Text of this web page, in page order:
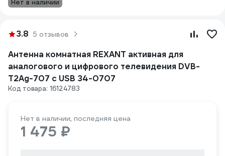
Нет в наличии
3.8 5 отзывов
Антенна комнатная REXANT активная для
аналогового и цифрового телевидения DVB-
T2Ag-707 с USB 34-0707
Код товара: 16124783
Нет в наличии, последняя цена
1 475 ₽